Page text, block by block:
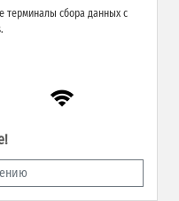
сбора данных с